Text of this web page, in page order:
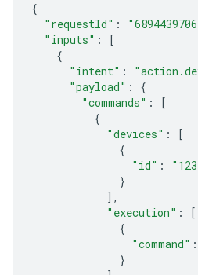
{
"requestId" :
"inputs" :
[
{
"intent" :
"payload" :
{
"commands" :
[
{
"devices" :
[
{
"id" :
}
],
"execution" :
[
{
"command" :
}